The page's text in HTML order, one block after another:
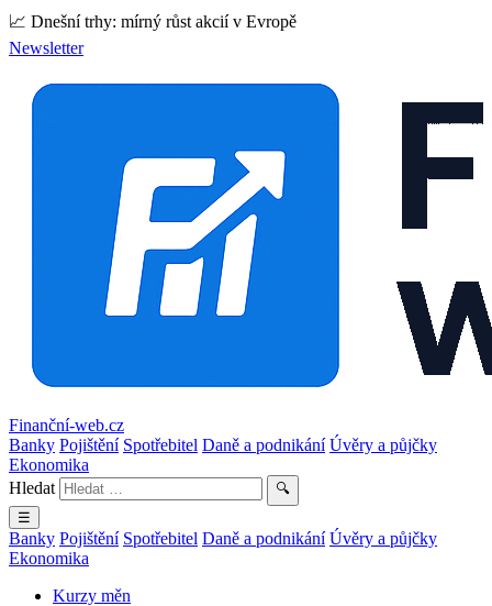
📈 Dnešní trhy: mírný růst akcií v Evropě
Newsletter
Finanční-web.cz
Banky Pojištění Spotřebitel Daně a podnikání Úvěry a půjčky
Ekonomika
Hledat
🔍
☰
Banky Pojištění Spotřebitel Daně a podnikání Úvěry a půjčky
Ekonomika
Kurzy měn